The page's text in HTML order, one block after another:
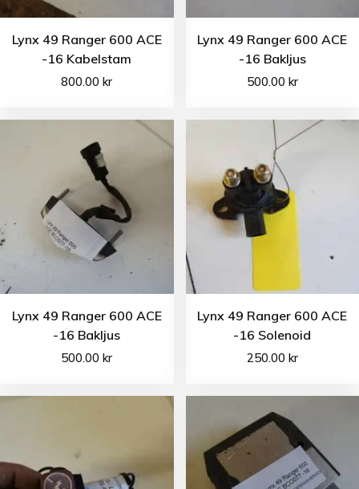
Lynx 49 Ranger 600 ACE
-16 Kabelstam
800.00kr
Lynx 49 Ranger 600 ACE
-16 Bakljus
500.00 kr
Lynx 49 Ranger 600 ACE
-16 Bakljus
500.00kr
Lynx 49 Ranger 600 ACE
-16 Solenoid
250.00 kr